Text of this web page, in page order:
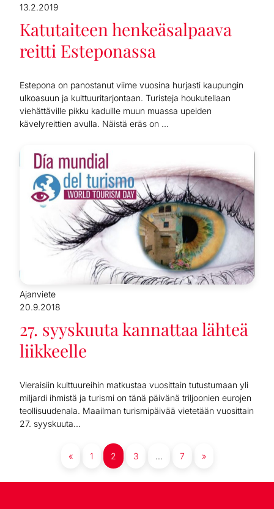
13.2.2019
Katutaiteen henkeäsalpaava
reitti Esteponassa
Estepona on panostanut viime vuosina hurjasti kaupungin
ulkoasuun ja kulttuuritarjontaan. Turisteja houkutellaan
viehättäville pikku kaduille muun muassa upeiden
kävelyreittien avulla. Näistä eräs on ...
Ajanviete
20.9.2018
27. syyskuuta kannattaa lähteä
liikkeelle
Vieraisiin kulttuureihin matkustaa vuosittain tutustumaan yli
miljardi ihmistä ja turismi on tänä päivänä triljoonien eurojen
teollisuudenala. Maailman turismipäivää vietetään vuosittain
27. syyskuuta...
« 1 2 3 … 7 »